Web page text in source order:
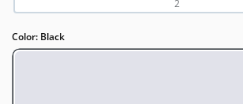
2
Color: Black